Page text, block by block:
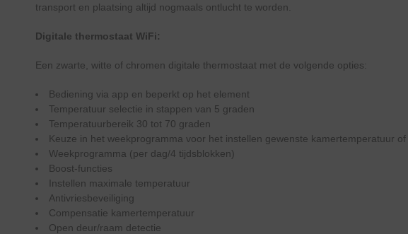
transport en plaatsing altijd nogmaals ontlucht te worden.
Digitale thermostaat WiFi:
Een zwarte, witte of chromen digitale thermostaat met de volgende opties:
Bediening via app en beperkt op het element
Temperatuur selectie in stappen van 5 graden
Temperatuurbereik 30 tot 70 graden
Keuze in het weekprogramma voor het instellen gewenste kamertemperatuur
Weekprogramma (per dag/4 tijdsblokken)
Boost-functies
Instellen maximale temperatuur
Antivriesbeveiliging
Compensatie kamertemperatuur
Open deur/raam detectie